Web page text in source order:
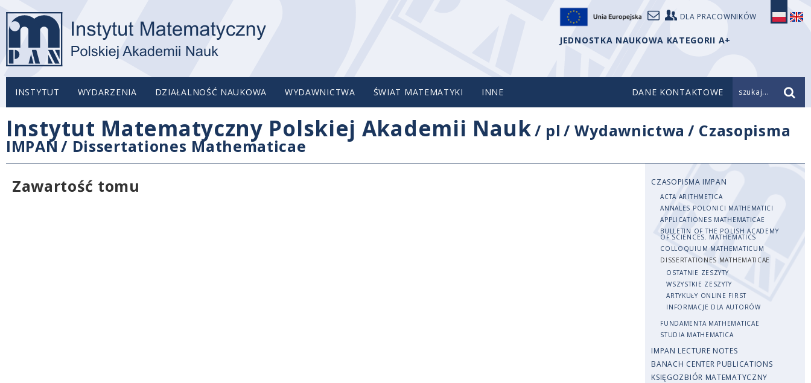
DLA PRACOWNIKÓW
JEDNOSTKA NAUKOWA KATEGORII A+
INSTYTUT WYDARZENIA DZIAŁALNOŚĆ NAUKOWA WYDAWNICTWA ŚWIAT MATEMATYKI INNE DANE KONTAKTOWE szukaj...
Instytut Matematyczny Polskiej Akademii Nauk/ pl /Wydawnictwa / Czasopisma
IMPAN / Dissertationes Mathematicae
Zawartość tomu
CZASOPISMA IMPAN
ACTA ARITHMETICA
ANNALES POLONICI MATHEMATICI
APPLICATIONES MATHEMATICAE
BULLETIN OF THE POLISH ACADEMY
OF SCIENCES. MATHEMATICS
COLLOQUIUM MATHEMATICUM
DISSERTATIONES MATHEMATICAE
OSTATNIE ZESZYTY
WSZYSTKIE ZESZYTY
ARTYKUŁY ONLINE FIRST
INFORMACJE DLA AUTORÓW
FUNDAMENTA MATHEMATICAE
STUDIA MATHEMATICA
IMPAN LECTURE NOTES
BANACH CENTER PUBLICATIONS
KSIĘGOZBIÓR MATEMATYCZNY